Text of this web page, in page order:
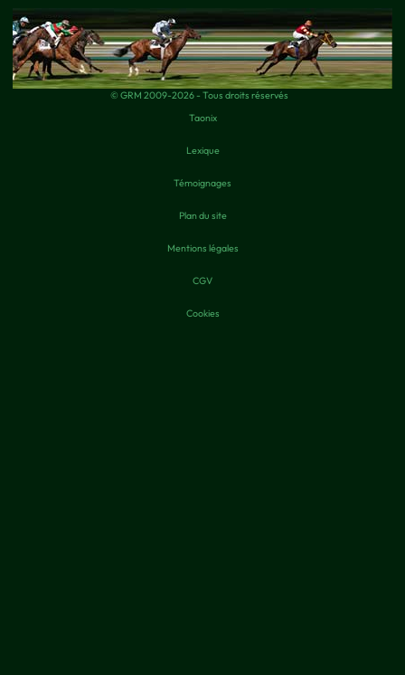
© GRM 2009-2026 - Tous droits réservés
Taonix
Lexique
Témoignages
Plan du site
Mentions légales
CGV
Cookies